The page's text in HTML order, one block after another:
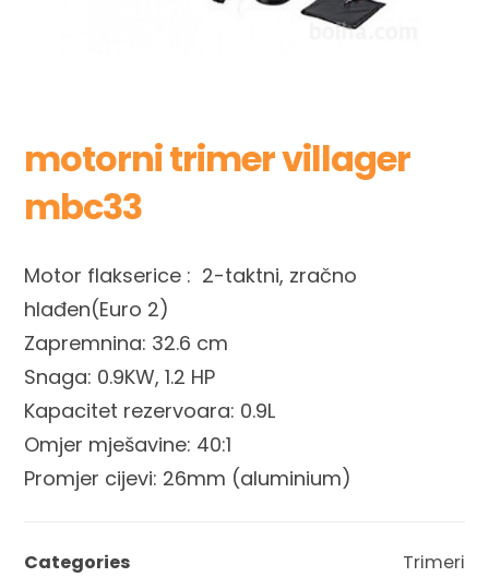
motorni trimer villager
mbc33
Motor flakserice : 2-taktni, zračno
hlađen(Euro 2)
Zapremnina: 32.6 cm
Snaga: 0.9KW, 1.2 HP
Kapacitet rezervoara: 0.9L
Omjer mješavine: 40:1
Promjer cijevi: 26mm (aluminium)
Categories Trimeri